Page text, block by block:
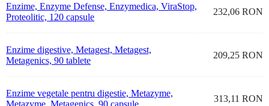
Enzime, Enzyme Defense, Enzymedica, ViraStop,
Proteolitic, 120 capsule
232,06 RON
Enzime digestive, Metagest, Metagest,
Metagenics, 90 tablete
209,25 RON
Enzime vegetale pentru digestie, Metazyme,
Metazyme, Metagenics, 90 capsule
313,11 RON